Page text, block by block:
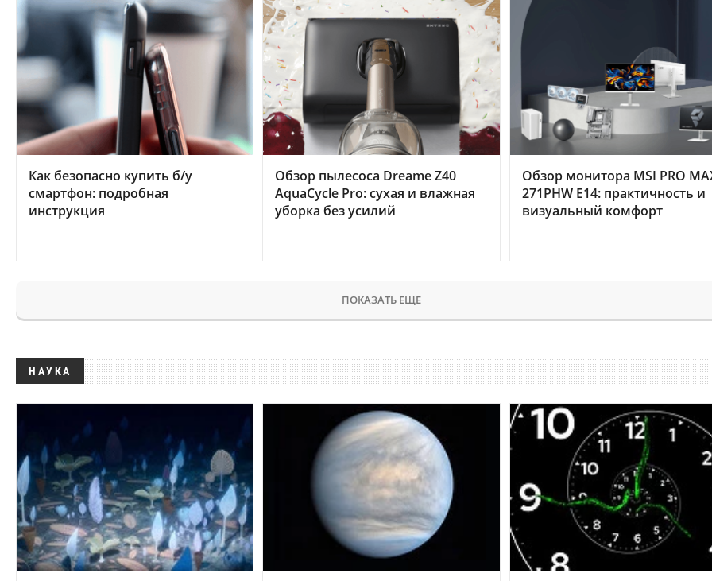
Как безопасно купить б/у
смартфон: подробная
инструкция
Обзор пылесоса Dreame Z40
AquaCycle Pro: сухая и влажная
уборка без усилий
Обзор монитора MSI PRO
271PHW E14: практичность и
визуальный комфорт
ПОКАЗАТЬ ЕЩЕ
НАУКА